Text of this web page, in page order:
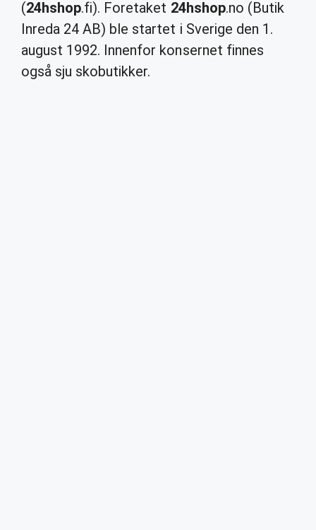
(24hshop.fi). Foretaket 24hshop.no (Butik
Inreda 24 AB) ble startet i Sverige den 1.
august 1992. Innenfor konsernet finnes
også sju skobutikker.